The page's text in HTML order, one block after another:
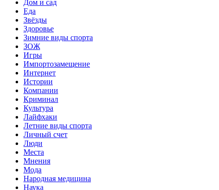
Дом и сад
Еда
Звёзды
Здоровье
Зимние виды спорта
ЗОЖ
Игры
Импортозамещение
Интернет
Истории
Компании
Криминал
Культура
Лайфхаки
Летние виды спорта
Личный счет
Люди
Места
Мнения
Мода
Народная медицина
Наука